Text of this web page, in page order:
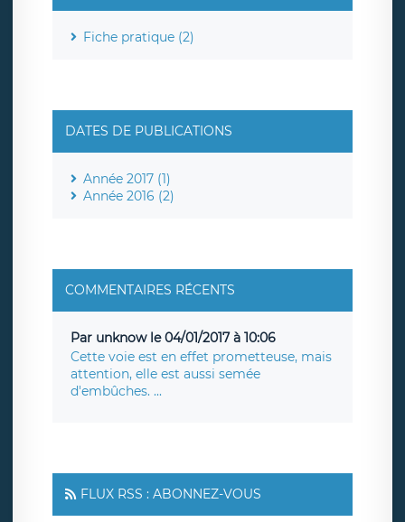
Fiche pratique (2)
DATES DE PUBLICATIONS
Année 2017 (1)
Année 2016 (2)
COMMENTAIRES RÉCENTS
Par unknow le 04/01/2017 à 10:06
Cette voie est en effet prometteuse, mais
attention, elle est aussi semée
d'embûches. ...
FLUX RSS : ABONNEZ-VOUS